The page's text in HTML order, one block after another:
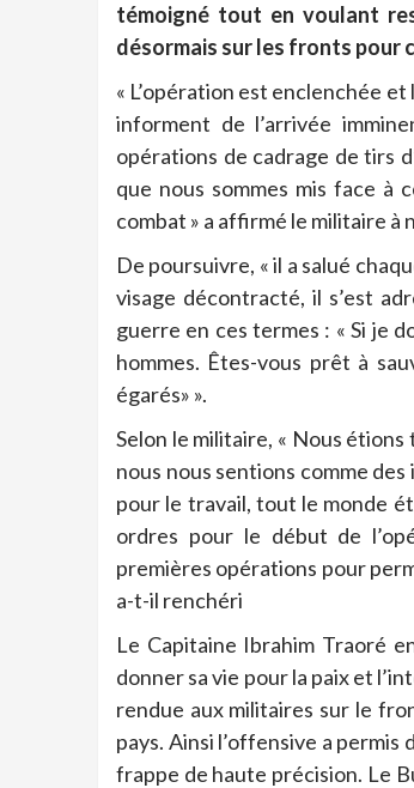
témoigné tout en voulant
désormais sur les fronts pour
« L’opération est enclenchée
informent de l’arrivée
opérations de cadrage de tirs
que nous sommes mis face à
combat » a affirmé le militaire à
De poursuivre, « il a salué
visage décontracté, il s’est
guerre en ces termes : « Si je
hommes. Êtes-vous prêt à
égarés» ».
Selon le militaire, « Nous
nous nous sentions comme
pour le travail, tout le monde
ordres pour le début de
premières opérations pour
a-t-il renchéri
Le Capitaine Ibrahim Traoré
donner sa vie pour la paix et
rendue aux militaires sur le
pays. Ainsi l’offensive a
frappe de haute précision. Le